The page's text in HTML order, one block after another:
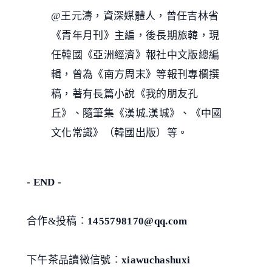
@王元濤，資深媒體人，曾任吉林省
《青年月刊》主編，後長期旅韓，現
任韓國《亞洲經濟》報社中文版總編
輯，曾為《南方周末》等報刊專欄撰
稿，著有長篇小說《我的朋友孔
丘》、隨筆集《漢城.漢城》、《中國
文化常識》（韓國出版）等。
- END -
合作&投稿︰ 1455798170@qq.com
下午茶品讀微信號︰xiawuchashuxi